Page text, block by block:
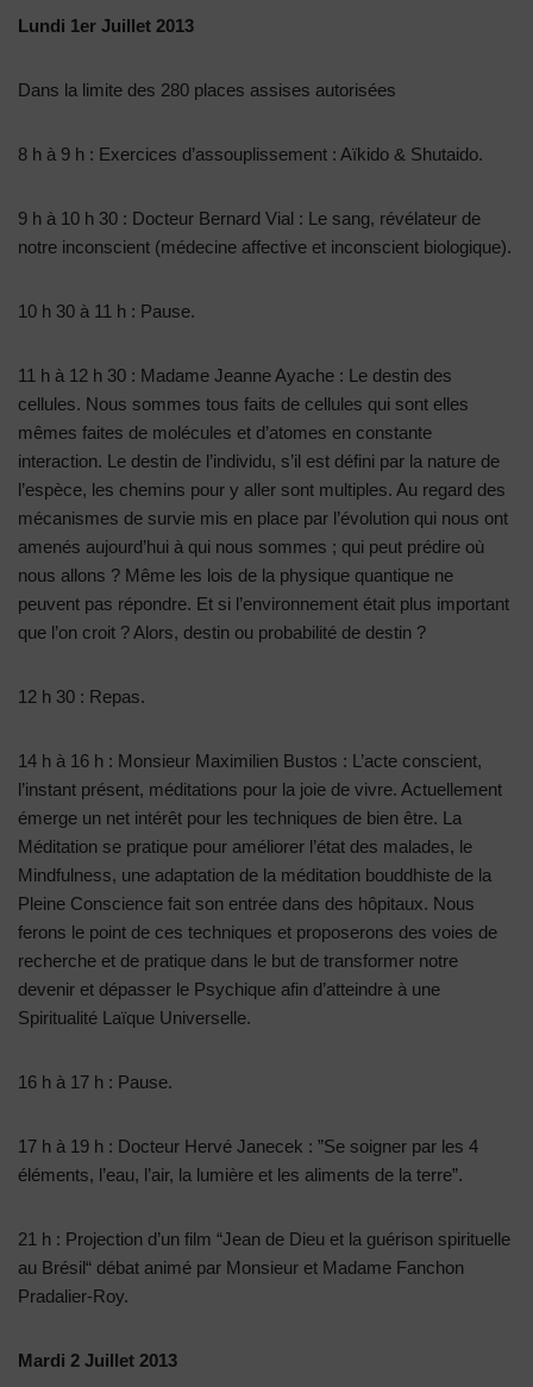
Lundi 1er Juillet 2013
Dans la limite des 280 places assises autorisées
8 h à 9 h : Exercices d’assouplissement : Aïkido & Shutaido.
9 h à 10 h 30 : Docteur Bernard Vial : Le sang, révélateur de
notre inconscient (médecine affective et inconscient biologique).
10 h 30 à 11 h : Pause.
11 h à 12 h 30 : Madame Jeanne Ayache : Le destin des
cellules. Nous sommes tous faits de cellules qui sont elles
mêmes faites de molécules et d’atomes en constante
interaction. Le destin de l’individu, s’il est défini par la nature de
l’espèce, les chemins pour y aller sont multiples. Au regard des
mécanismes de survie mis en place par l’évolution qui nous ont
amenés aujourd’hui à qui nous sommes ; qui peut prédire où
nous allons ? Même les lois de la physique quantique ne
peuvent pas répondre. Et si l’environnement était plus important
que l’on croit ? Alors, destin ou probabilité de destin ?
12 h 30 : Repas.
14 h à 16 h : Monsieur Maximilien Bustos : L’acte conscient,
l’instant présent, méditations pour la joie de vivre. Actuellement
émerge un net intérêt pour les techniques de bien être. La
Méditation se pratique pour améliorer l’état des malades, le
Mindfulness, une adaptation de la méditation bouddhiste de la
Pleine Conscience fait son entrée dans des hôpitaux. Nous
ferons le point de ces techniques et proposerons des voies de
recherche et de pratique dans le but de transformer notre
devenir et dépasser le Psychique afin d’atteindre à une
Spiritualité Laïque Universelle.
16 h à 17 h : Pause.
17 h à 19 h : Docteur Hervé Janecek : ”Se soigner par les 4
éléments, l’eau, l’air, la lumière et les aliments de la terre”.
21 h : Projection d’un film “Jean de Dieu et la guérison spirituelle
au Brésil“ débat animé par Monsieur et Madame Fanchon
Pradalier-Roy.
Mardi 2 Juillet 2013